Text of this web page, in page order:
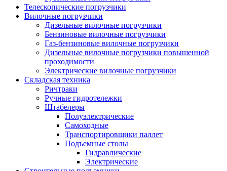
Телескопические погрузчики
Вилочные погрузчики
Дизельные вилочные погрузчики
Бензиновые вилочные погрузчики
Газ-бензиновые вилочные погрузчики
Дизельные вилочные погрузчики повышенной
проходимости
Электрические вилочные погрузчики
Складская техника
Ричтраки
Ручные гидротележки
Штабелеры
Полуэлектрические
Самоходные
Транспортировщики паллет
Подъемные столы
Гидравлические
Электрические